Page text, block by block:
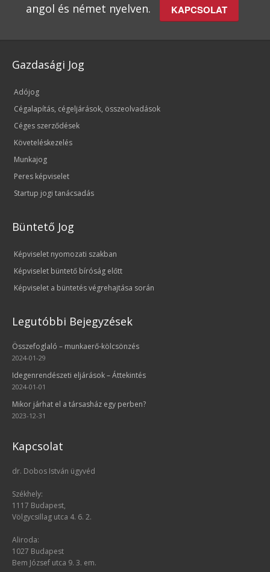
angol és német nyelven.
KAPCSOLAT
Gazdasági Jog
Adójog
Cégalapítás, cégeljárások, összeolvadások
Céges szerződések
Követeléskezelés
Munkajog
Peres képviselet
Startup jogi tanácsadás
Büntető Jog
Képviselet nyomozati szakban
Képviselet büntető bíróság előtt
Képviselet a büntetés végrehajtása során
Legutóbbi Bejegyzések
Összefoglaló – munkaerő-kölcsönzés
2024-01-29
Idegenrendészeti eljárások – Áttekintés
2024-01-01
Mikor járhat el a társasház egy perben?
2023-12-31
Kapcsolat
dr. Dobos István ügyvéd
Székhely:
1117 Budapest,
Völgycsillag utca 4. 6. 2.
Aliroda:
1027 Budapest
Bem József utca 9. 3. em.